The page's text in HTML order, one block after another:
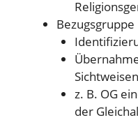
Bezugsgruppe
Sichtweisen
z. B. OG
der